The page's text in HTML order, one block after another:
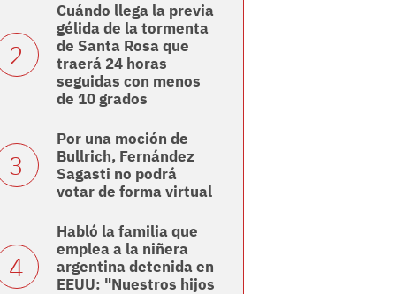
Cuándo llega la previa
gélida de la tormenta
de Santa Rosa que
traerá 24 horas
seguidas con menos
de 10 grados
Por una moción de
Bullrich, Fernández
Sagasti no podrá
votar de forma virtual
Habló la familia que
emplea a la niñera
argentina detenida en
EEUU: "Nuestros hijos